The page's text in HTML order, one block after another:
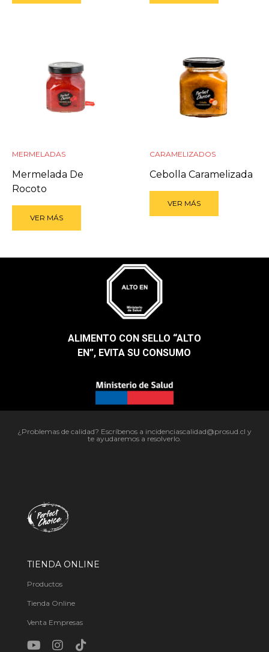
MERMELADAS
Mermelada De
Rocoto
VER MÁS
CARAMELIZADOS
Cebolla Caramelizada
VER MÁS
ALIMENTO CON SELLO “ALTO
EN”, EVITA SU CONSUMO​
¿Problemas de calidad? Escríbenos a incidenciascalidad@prosud.cl y
te ayudaremos a resolverlo.
TIENDA ONLINE
Productos
Tienda Online
Venta Empresas